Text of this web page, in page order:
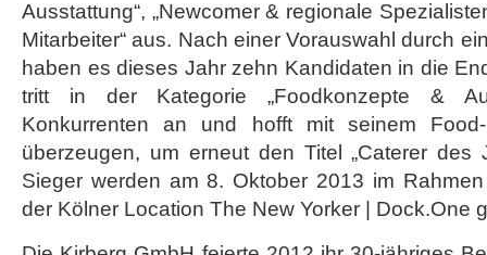
des
Jahres
2013
Ausstattung“, „Newcomer & regionale
Mitarbeiter“ aus. Nach einer Vorauswahl durch
haben es dieses Jahr zehn Kandidaten in die
tritt in der Kategorie „Foodkonzepte &
Konkurrenten an und hofft mit seinem
überzeugen, um erneut den Titel „Caterer des
Sieger werden am 8. Oktober 2013 im
der Kölner Location The New Yorker | Dock.One